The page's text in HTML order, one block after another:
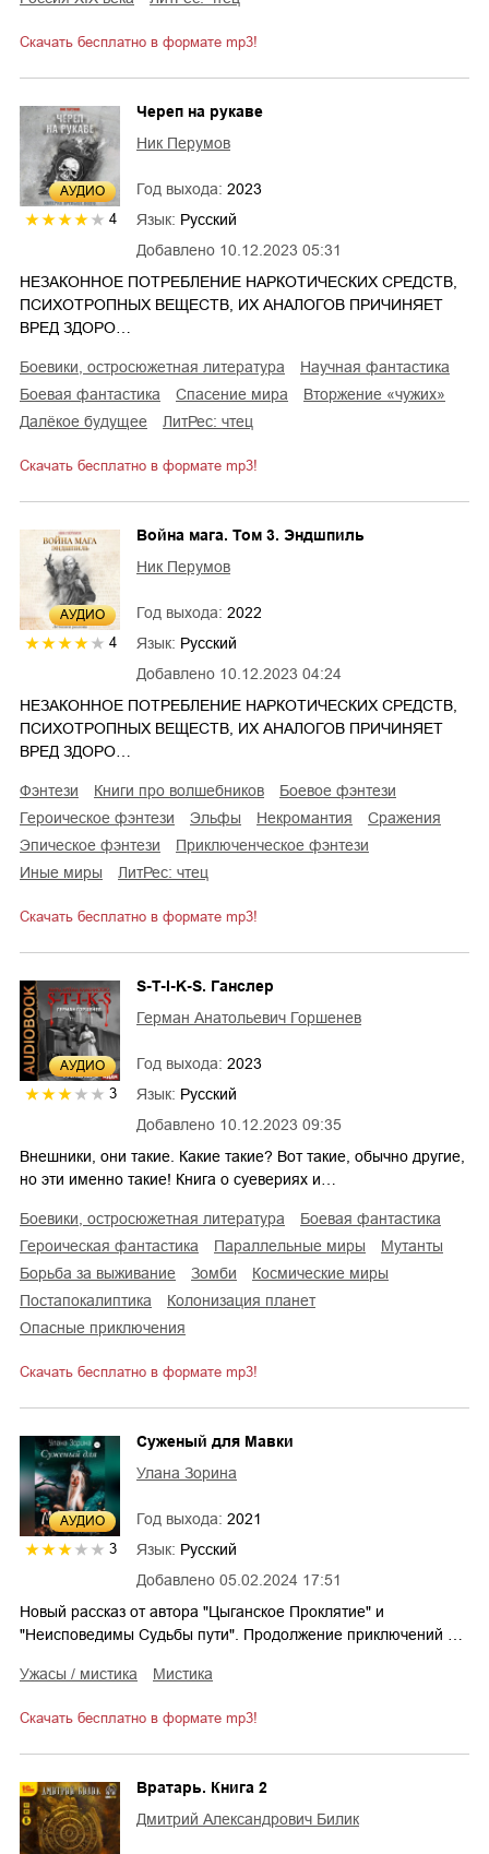
Скачать бесплатно в формате mp3!
AУДИО
4
Добавлено 10.12.2023 05:31
Череп на рукаве
Ник Перумов
Год выхода: 2023
Язык: Русский
НЕЗАКОННОЕ ПОТРЕБЛЕНИЕ НАРКОТИЧЕСКИХ СРЕДСТВ,
ПСИХОТРОПНЫХ ВЕЩЕСТВ, ИХ АНАЛОГОВ ПРИЧИНЯЕТ
ВРЕД ЗДОРО…
боевики, остросюжетная литература
научная фантастика
боевая фантастика
спасение мира
вторжение «чужих»
далёкое будущее
ЛитРес: чтец
Скачать бесплатно в формате mp3!
AУДИО
4
Добавлено 10.12.2023 04:24
Война мага. Том 3. Эндшпиль
Ник Перумов
Год выхода: 2022
Язык: Русский
НЕЗАКОННОЕ ПОТРЕБЛЕНИЕ НАРКОТИЧЕСКИХ СРЕДСТВ,
ПСИХОТРОПНЫХ ВЕЩЕСТВ, ИХ АНАЛОГОВ ПРИЧИНЯЕТ
ВРЕД ЗДОРО…
фэнтези книги про волшебников
боевое фэнтези
героическое фэнтези
эльфы некромантия
сражения
эпическое фэнтези
приключенческое фэнтези
иные миры
ЛитРес: чтец
Скачать бесплатно в формате mp3!
AУДИО
3
Добавлено 10.12.2023 09:35
S-T-I-K-S. Ганслер
Герман Анатольевич Горшенев
Год выхода: 2023
Язык: Русский
Внешники, они такие. Какие такие? Вот такие, обычно другие,
но эти именно такие! Книга о суевериях и…
боевики, остросюжетная литература
боевая фантастика
героическая фантастика
параллельные миры
мутанты
борьба за выживание
зомби
космические миры
постапокалиптика
колонизация планет
опасные приключения
Скачать бесплатно в формате mp3!
AУДИО
3
Добавлено 05.02.2024 17:51
Суженый для Мавки
Улана Зорина
Год выхода: 2021
Язык: Русский
Новый рассказ от автора "Цыганское Проклятие" и
"Неисповедимы Судьбы пути". Продолжение приключений …
ужасы / мистика мистика
Скачать бесплатно в формате mp3!
Вратарь. Книга 2
Дмитрий Александрович Билик